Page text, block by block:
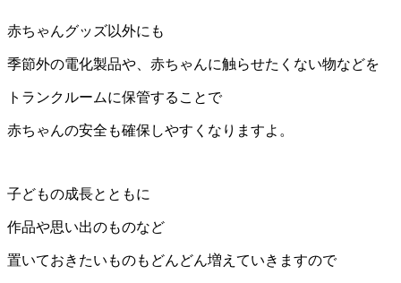
赤ちゃんグッズ以外にも
季節外の電化製品や、赤ちゃんに触らせたくない物などを
トランクルームに保管することで
赤ちゃんの安全も確保しやすくなりますよ。
子どもの成長とともに
作品や思い出のものなど
置いておきたいものもどんどん増えていきますので